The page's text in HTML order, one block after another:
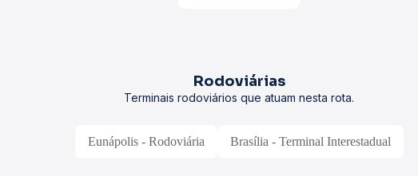
Rodoviárias
Terminais rodoviários que atuam nesta rota.
Eunápolis - Rodoviária Brasília - Terminal Interestadual